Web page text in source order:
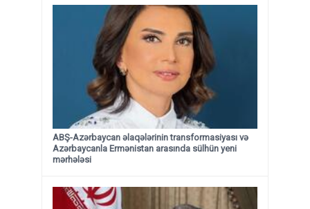
ABŞ-Azərbaycan əlaqələrinin transformasiyası və
Azərbaycanla Ermənistan arasında sülhün yeni
mərhələsi